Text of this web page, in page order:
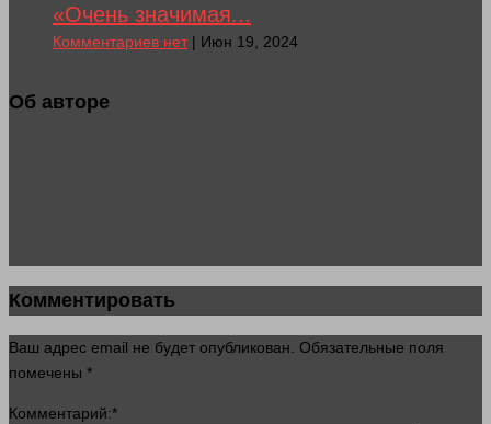
«Очень значимая...
Комментариев нет| Июн 19, 2024
Об авторе
Комментировать
Ваш адрес email не будет опубликован. Обязательные поля
помечены *
Комментарий:*